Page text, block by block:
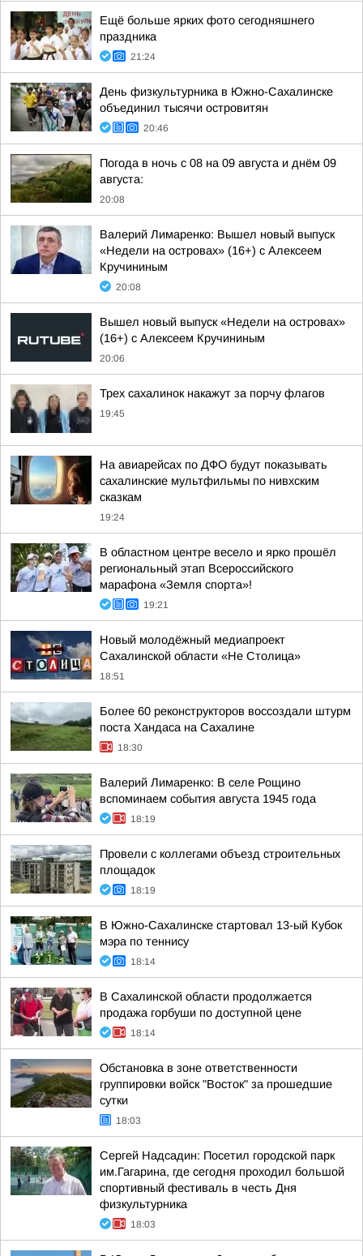
Ещё больше ярких фото сегодняшнего
праздника
21:24
День физкультурника в Южно-Сахалинске
объединил тысячи островитян
20:46
Погода в ночь с 08 на 09 августа и днём 09
августа:
20:08
Валерий Лимаренко: Вышел новый выпуск
«Недели на островах» (16+) с Алексеем
Кручининым
20:08
Вышел новый выпуск «Недели на островах»
(16+) с Алексеем Кручининым
20:06
Трех сахалинок накажут за порчу флагов
19:45
На авиарейсах по ДФО будут показывать
сахалинские мультфильмы по нивхским
сказкам
19:24
В областном центре весело и ярко прошёл
региональный этап Всероссийского
марафона «Земля спорта»!
19:21
Новый молодёжный медиапроект
Сахалинской области «Не Столица»
18:51
Более 60 реконструкторов воссоздали штурм
поста Хандаса на Сахалине
18:30
Валерий Лимаренко: В селе Рощино
вспоминаем события августа 1945 года
18:19
Провели с коллегами объезд строительных
площадок
18:19
В Южно-Сахалинске стартовал 13-ый Кубок
мэра по теннису
18:14
В Сахалинской области продолжается
продажа горбуши по доступной цене
18:14
Обстановка в зоне ответственности
группировки войск "Восток" за прошедшие
сутки
18:03
Сергей Надсадин: Посетил городской парк
им.Гагарина, где сегодня проходил большой
спортивный фестиваль в честь Дня
физкультурника
18:03